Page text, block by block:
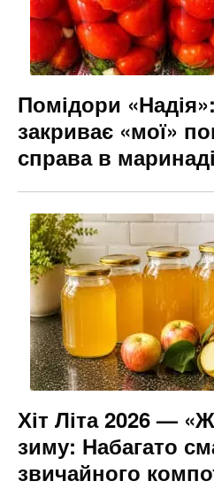
Помідори
закриває «мої»
справа в маринаді
Хіт Літа 2026 —
зиму: Набагато
звичайного